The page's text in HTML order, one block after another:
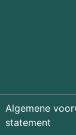
Algemene
statement